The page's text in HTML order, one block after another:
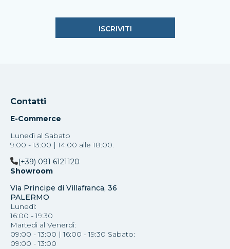
Contatti
E-Commerce
Lunedì al Sabato
9:00 - 13:00 | 14:00 alle 18:00.
(+39) 091 6121120
Showroom
Via Principe di Villafranca, 36
PALERMO
Lunedì:
16:00 - 19:30
Martedì al Venerdi:
09:00 - 13:00 | 16:00 - 19:30 Sabato:
09:00 - 13:00